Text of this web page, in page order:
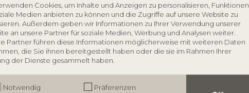
Cookies, um Inhalte und Anzeigen zu personalisieren, Funktionen
Medien anbieten zu können und die Zugriffe auf unsere Website zu
Außerdem geben wir Informationen zu Ihrer Verwendung unserer
an unsere Partner für soziale Medien, Werbung und Analysen weiter.
Partner führen diese Informationen möglicherweise mit weiteren Daten
die Sie ihnen bereitgestellt haben oder die sie im Rahmen Ihrer
der Dienste gesammelt haben.
Notwendig
Präferenzen